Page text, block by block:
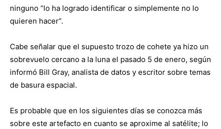
ninguno “lo ha logrado identificar o simplemente no lo
quieren hacer”.
Cabe señalar que el supuesto trozo de cohete ya hizo un
sobrevuelo cercano a la luna el pasado 5 de enero, según
informó Bill Gray, analista de datos y escritor sobre temas
de basura espacial.
Es probable que en los siguientes días se conozca más
sobre este artefacto en cuanto se aproxime al satélite; lo